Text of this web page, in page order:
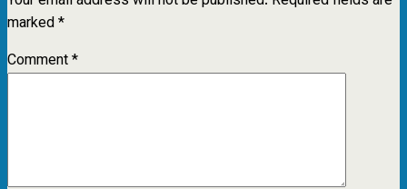
marked*
Comment*